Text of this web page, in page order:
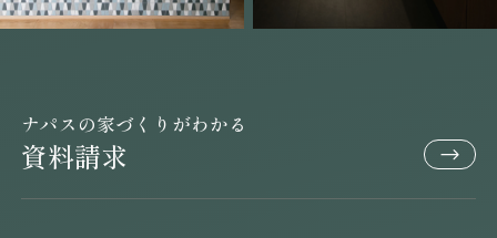
ナパスの家づくりがわかる
資料請求